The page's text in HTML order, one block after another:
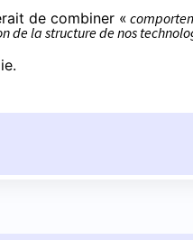
de combiner «
la structure de nos